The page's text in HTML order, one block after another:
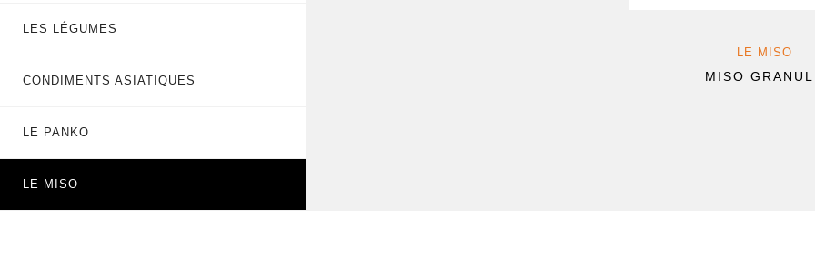
LES LÉGUMES
CONDIMENTS ASIATIQUES
LE PANKO
LE MISO
LE MISO
MISO